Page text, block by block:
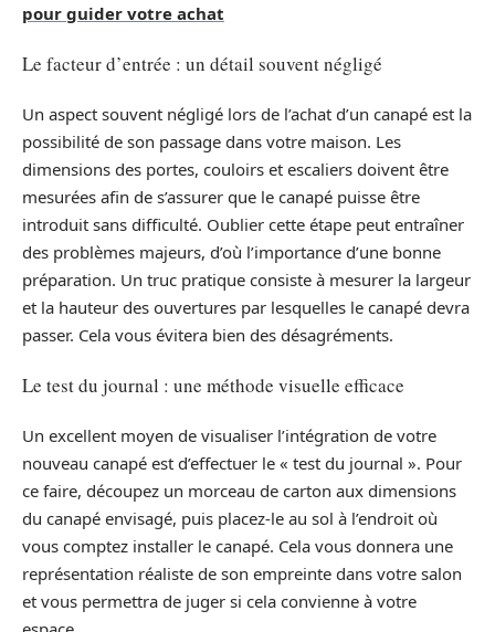
pour guider votre achat
Le facteur d’entrée : un détail souvent négligé
Un aspect souvent négligé lors de l’achat d’un canapé est la
possibilité de son passage dans votre maison. Les
dimensions des portes, couloirs et escaliers doivent être
mesurées afin de s’assurer que le canapé puisse être
introduit sans difficulté. Oublier cette étape peut entraîner
des problèmes majeurs, d’où l’importance d’une bonne
préparation. Un truc pratique consiste à mesurer la largeur
et la hauteur des ouvertures par lesquelles le canapé devra
passer. Cela vous évitera bien des désagréments.
Le test du journal : une méthode visuelle efficace
Un excellent moyen de visualiser l’intégration de votre
nouveau canapé est d’effectuer le « test du journal ». Pour
ce faire, découpez un morceau de carton aux dimensions
du canapé envisagé, puis placez-le au sol à l’endroit où
vous comptez installer le canapé. Cela vous donnera une
représentation réaliste de son empreinte dans votre salon
et vous permettra de juger si cela convienne à votre